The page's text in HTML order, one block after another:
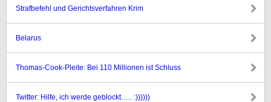
Strafbefehl und Gerichtsverfahren Krim
Belarus
Thomas-Cook-Pleite: Bei 110 Millionen ist Schluss
Twitter: Hilfe, ich werde geblockt….. :))))))